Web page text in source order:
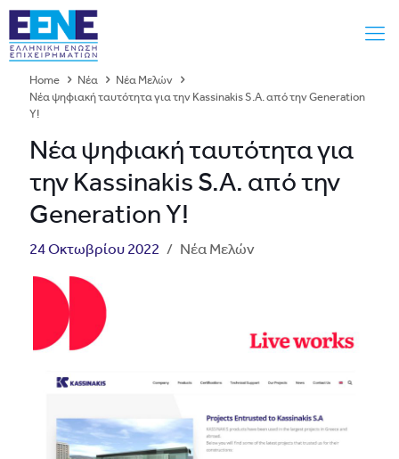
Home Νέα
Νέα Μελών
Νέα ψηφιακή ταυτότητα για την Kassinakis S.A. από την Generation
Y!
Νέα ψηφιακή ταυτότητα για
την Kassinakis S.A. από την
Generation Y!
24 Οκτωβρίου 2022 / Νέα Μελών